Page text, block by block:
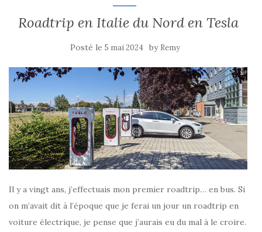
Roadtrip en Italie du Nord en Tesla
Posté le 5 mai 2024 by Remy
Il y a vingt ans, j’effectuais mon premier roadtrip… en bus. Si
on m’avait dit à l’époque que je ferai un jour un roadtrip en
voiture électrique, je pense que j’aurais eu du mal à le croire.